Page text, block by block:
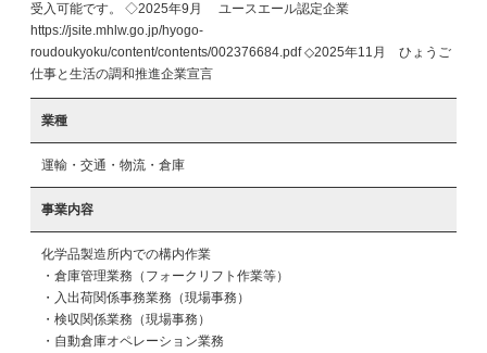
受入可能です。 ◇2025年9月 ユースエール認定企業
https://jsite.mhlw.go.jp/hyogo-
roudoukyoku/content/contents/002376684.pdf ◇2025年11月 ひょうご
仕事と生活の調和推進企業宣言
業種
運輸・交通・物流・倉庫
事業内容
化学品製造所内での構内作業
・倉庫管理業務（フォークリフト作業等）
・入出荷関係事務業務（現場事務）
・検収関係業務（現場事務）
・自動倉庫オペレーション業務